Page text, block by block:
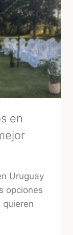
en
Uruguay
opciones
quieren